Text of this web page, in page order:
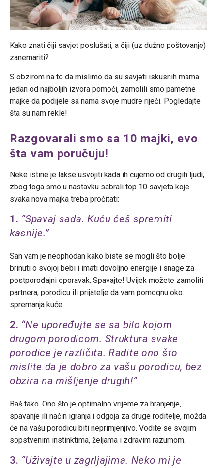
Kako znati čiji savjet poslušati, a čiji (uz dužno poštovanje)
zanemariti?
S obzirom na to da mislimo da su savjeti iskusnih mama
jedan od najboljih izvora pomoći, zamolili smo pametne
majke da podijele sa nama svoje mudre riječi. Pogledajte
šta su nam rekle!
Razgovarali smo sa 10 majki, evo
šta vam poručuju!
Neke istine je lakše usvojiti kada ih čujemo od drugih ljudi,
zbog toga smo u nastavku sabrali top 10 savjeta koje
svaka nova majka treba pročitati:
1. “Spavaj sada. Kuću ćeš spremiti
kasnije.”
San vam je neophodan kako biste se mogli što bolje
brinuti o svojoj bebi i imati dovoljno energije i snage za
postporođajni oporavak. Spavajte! Uvijek možete zamoliti
partnera, porodicu ili prijatelje da vam pomognu oko
spremanja kuće.
2. “Ne upoređujte se sa bilo kojom
drugom porodicom. Struktura svake
porodice je različita. Radite ono što
mislite da je dobro za vašu porodicu, bez
obzira na mišljenje drugih!”
Baš tako. Ono što je optimalno vrijeme za hranjenje,
spavanje ili način igranja i odgoja za druge roditelje, možda
će na vašu porodicu biti neprimjenjivo. Vodite se svojim
sopstvenim instinktima, željama i zdravim razumom.
3. “Uživajte u zagrljajima. Neko mi je